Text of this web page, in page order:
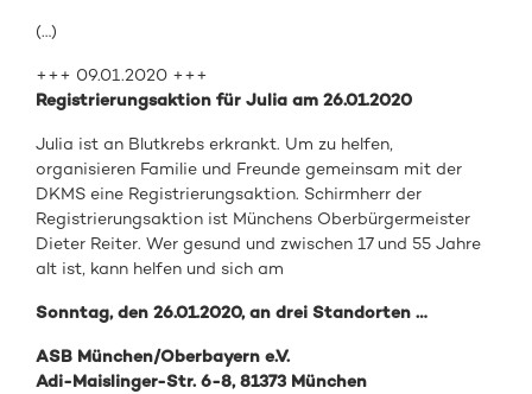
(…)
+++ 09.01.2020 +++
Registrierungsaktion für Julia am 26.01.2020
Julia ist an Blutkrebs erkrankt. Um zu helfen,
organisieren Familie und Freunde gemeinsam mit der
DKMS eine Registrierungsaktion. Schirmherr der
Registrierungsaktion ist Münchens Oberbürgermeister
Dieter Reiter. Wer gesund und zwischen 17 und 55 Jahre
alt ist, kann helfen und sich am
Sonntag, den 26.01.2020, an drei Standorten …
ASB München/Oberbayern e.V.
Adi-Maislinger-Str. 6-8, 81373 München